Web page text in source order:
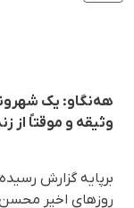
هه‌نگاو: یک
وثیقه و موقتاً از
برپایه گزارش